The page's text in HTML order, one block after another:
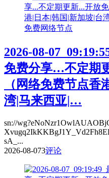
免费网络节点
2026-08-
免费分享…不定期
（网络免费节点香
湾|马来西亚|…
sn://
sA_...
2026-08-073评论